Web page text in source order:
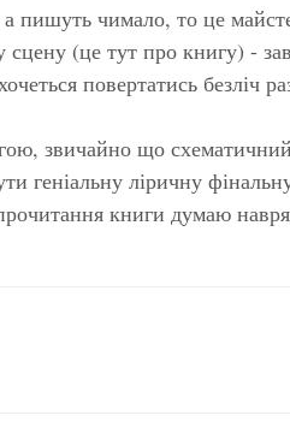
пишуть чимало, то це
сцену (це тут про книгу) -
повертатись безліч
звичайно що
геніальну ліричну
книги думаю